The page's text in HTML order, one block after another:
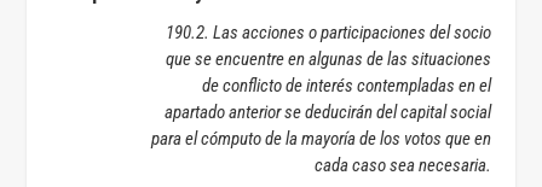
190.2. Las acciones o participaciones del socio
que se encuentre en algunas de las situaciones
de conflicto de interés contempladas en el
apartado anterior se deducirán del capital social
para el cómputo de la mayoría de los votos que en
cada caso sea necesaria.